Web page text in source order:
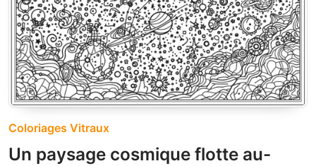
Coloriages Vitraux
Un paysage cosmique flotte au-